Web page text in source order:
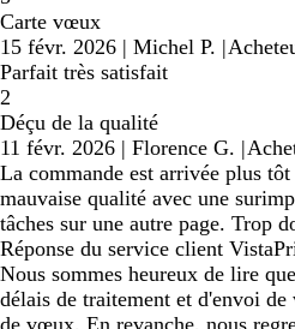
Carte vœux
15 févr. 2026 | Michel P. |
Parfait très satisfait
2
Déçu de la qualité
11 févr. 2026 | Florence G. |
La commande est arrivée plus
mauvaise qualité avec une
tâches sur une autre page. Trop
Réponse du service client
Nous sommes heureux de lire
délais de traitement et d'envoi de
de vœux. En revanche, nous